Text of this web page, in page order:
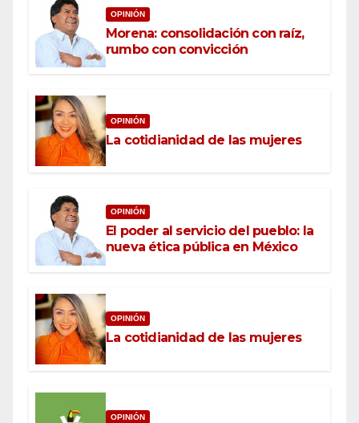
OPINIÓN
Morena: consolidación con raíz,
rumbo con convicción
OPINIÓN
La cotidianidad de las mujeres
OPINIÓN
El poder al servicio del pueblo: la
nueva ética pública en México
OPINIÓN
La cotidianidad de las mujeres
OPINIÓN